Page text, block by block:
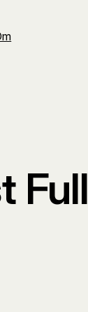
Full